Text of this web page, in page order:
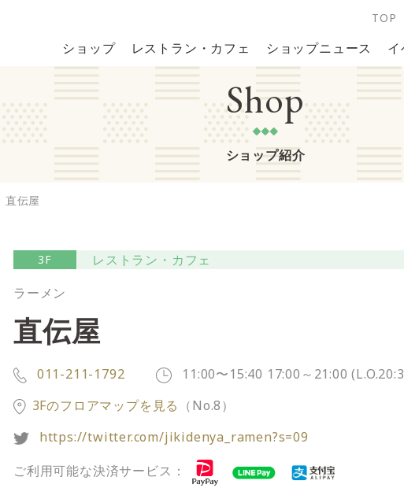
TOP
ショップ レストラン・カフェ ショップニュース
Shop
ショップ紹介
直伝屋
3F
レストラン・カフェ
ラーメン
直伝屋
011-211-1792
11:00〜15:40 17:00～21:00
3Fのフロアマップを見る （No.8）
https://twitter.com/jikidenya_ramen?s=09
ご利用可能な決済サービス：